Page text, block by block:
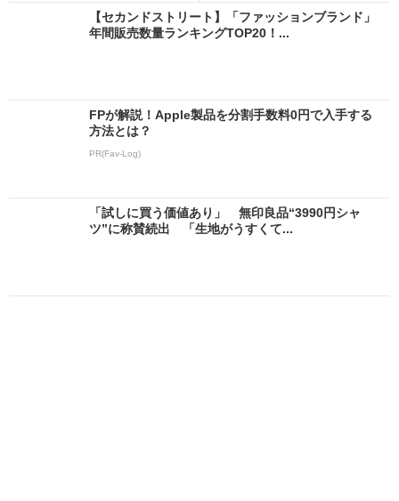
【セカンドストリート】「ファッションブランド」
年間販売数量ランキングTOP20！...
FPが解説！Apple製品を分割手数料0円で入手する
方法とは？
PR(Fav-Log)
「試しに買う価値あり」 無印良品“3990円シャ
ツ”に称賛続出 「生地がうすくて...